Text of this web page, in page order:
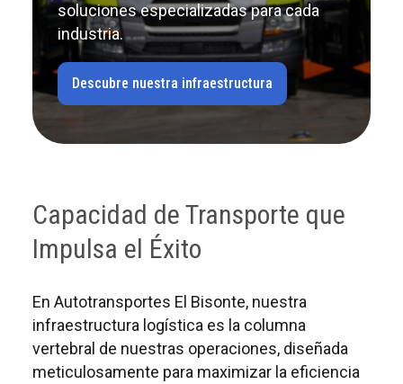
soluciones especializadas para cada
industria.
Descubre nuestra infraestructura
Capacidad de Transporte que
Impulsa el Éxito
En Autotransportes El Bisonte, nuestra
infraestructura logística es la columna
vertebral de nuestras operaciones, diseñada
meticulosamente para maximizar la eficiencia